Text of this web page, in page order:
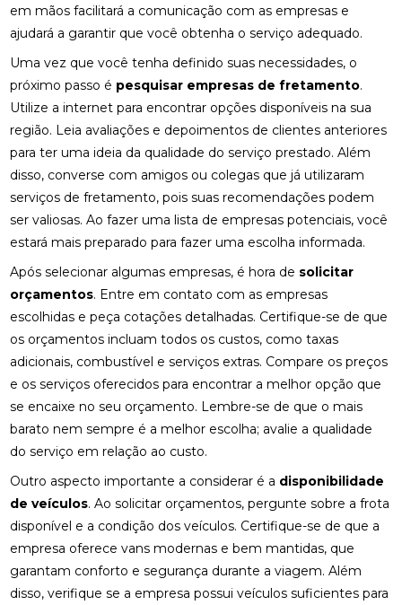
em mãos facilitará a comunicação com as empresas e
ajudará a garantir que você obtenha o serviço adequado.
Uma vez que você tenha definido suas necessidades, o
próximo passo é pesquisar empresas de fretamento.
Utilize a internet para encontrar opções disponíveis na sua
região. Leia avaliações e depoimentos de clientes anteriores
para ter uma ideia da qualidade do serviço prestado. Além
disso, converse com amigos ou colegas que já utilizaram
serviços de fretamento, pois suas recomendações podem
ser valiosas. Ao fazer uma lista de empresas potenciais, você
estará mais preparado para fazer uma escolha informada.
Após selecionar algumas empresas, é hora de solicitar
orçamentos. Entre em contato com as empresas
escolhidas e peça cotações detalhadas. Certifique-se de que
os orçamentos incluam todos os custos, como taxas
adicionais, combustível e serviços extras. Compare os preços
e os serviços oferecidos para encontrar a melhor opção que
se encaixe no seu orçamento. Lembre-se de que o mais
barato nem sempre é a melhor escolha; avalie a qualidade
do serviço em relação ao custo.
Outro aspecto importante a considerar é a disponibilidade
de veículos. Ao solicitar orçamentos, pergunte sobre a frota
disponível e a condição dos veículos. Certifique-se de que a
empresa oferece vans modernas e bem mantidas, que
garantam conforto e segurança durante a viagem. Além
disso, verifique se a empresa possui veículos suficientes para